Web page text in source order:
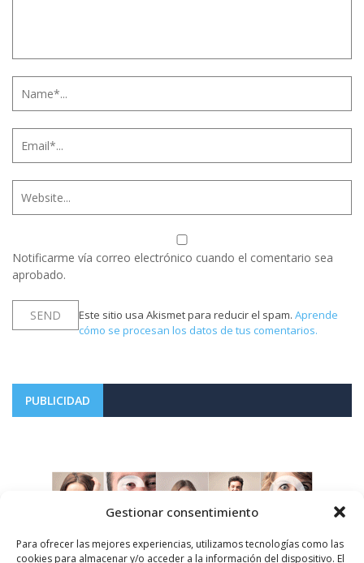
Gestionar consentimiento
Para ofrecer las mejores experiencias, utilizamos tecnologías como las
cookies para almacenar y/o acceder a la información del dispositivo. El
Notificarme vía correo electrónico cuando el comentario sea
aprobado.
Este sitio usa Akismet para reducir el spam. Aprende
cómo se procesan los datos de tus comentarios.
PUBLICIDAD